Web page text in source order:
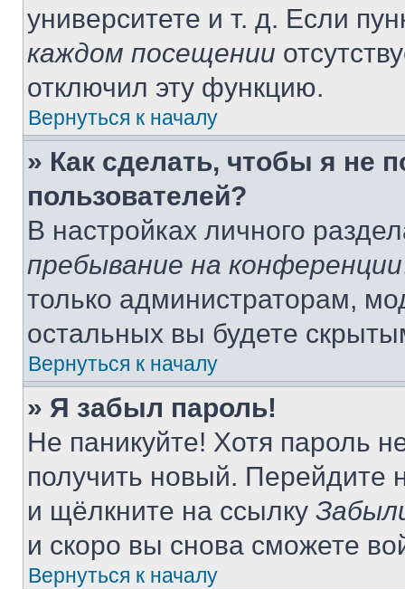
университете и т. д. Если
каждом посещении
отключил эту функцию.
Вернуться к началу
» Как сделать, чтобы я не
пользователей?
В настройках личного
пребывание на конференции
только администраторам,
остальных вы будете
Вернуться к началу
» Я забыл пароль!
Не паникуйте! Хотя пароль
получить новый. Перейдите
и щёлкните на ссылку
и скоро вы снова сможете
Вернуться к началу